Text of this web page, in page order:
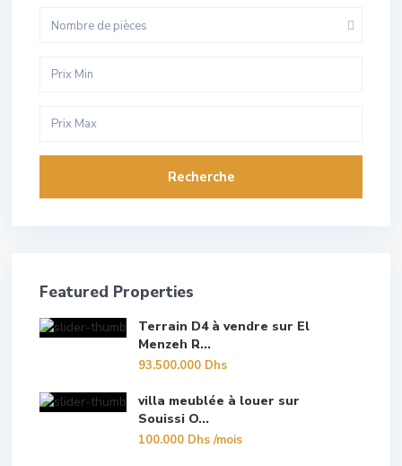
Nombre de pièces
Recherche
Featured Properties
Terrain D4 à vendre sur El
Menzeh R...
93.500.000 Dhs
villa meublée à louer sur
Souissi O...
100.000 Dhs/mois